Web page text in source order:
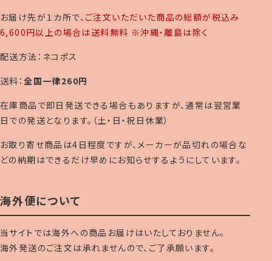
お届け先が１カ所で、ご注文いただいた商品の総額が税込み
6,600円以上の場合は送料無料 ※沖縄・離島は除く
配送方法：ネコポス
送料：全国一律260円
在庫商品で即日発送できる場合もありますが、通常は翌営業
日での発送となります。（土・日・祝日休業）
お取り寄せ商品は4日程度ですが、メーカーが品切れの場合な
どの納期はできるだけ早めにお知らせするようにしています。
海外便について
当サイトでは海外への商品お届けはいたしておりません。
海外発送のご注文は承れませんので、ご了承願います。